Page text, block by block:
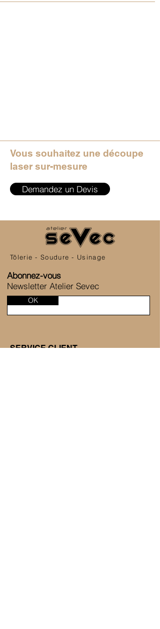
Vous souhaitez une découpe
laser sur-mesure
Demandez un Devis
Tôlerie - Soudure - Usinage
Abonnez-vous
Newsletter Atelier Sevec
OK
SERVICE CLIENT